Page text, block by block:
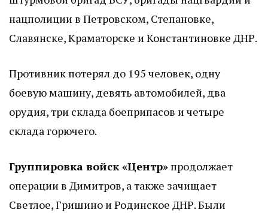
нацполиции в Петровском, Степановке,
Славянске, Краматорске и Константиновке ДНР.
Противник потерял до 195 человек, одну
боевую машину, девять автомобилей, два
орудия, три склада боеприпасов и четыре
склада горючего.
Группировка войск «Центр» продолжает
операции в Димитров, а также зачищает
Светлое, Гришино и Родинское ДНР. Были